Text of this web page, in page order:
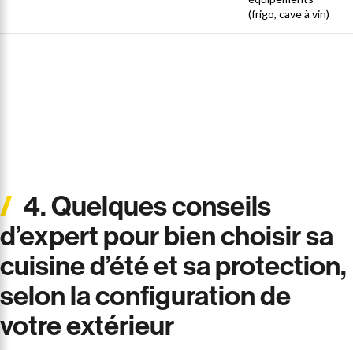
(frigo, cave à vin)
4. Quelques conseils
d’expert pour bien choisir sa
cuisine d’été et sa protection,
selon la configuration de
votre extérieur